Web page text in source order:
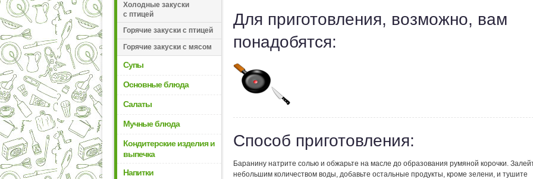
Холодные закуски
с птицей
Горячие закуски с птицей
Горячие закуски с мясом
Супы
Основные блюда
Салаты
Мучные блюда
Кондитерские изделия и
выпечка
Напитки
Для приготовления, возможно, вам
понадобятся:
Способ приготовления:
Баранину натрите солью и обжарьте на масле до образования румяной корочки.
небольшим количеством воды, добавьте остальные продукты, кроме зелени, и тушите